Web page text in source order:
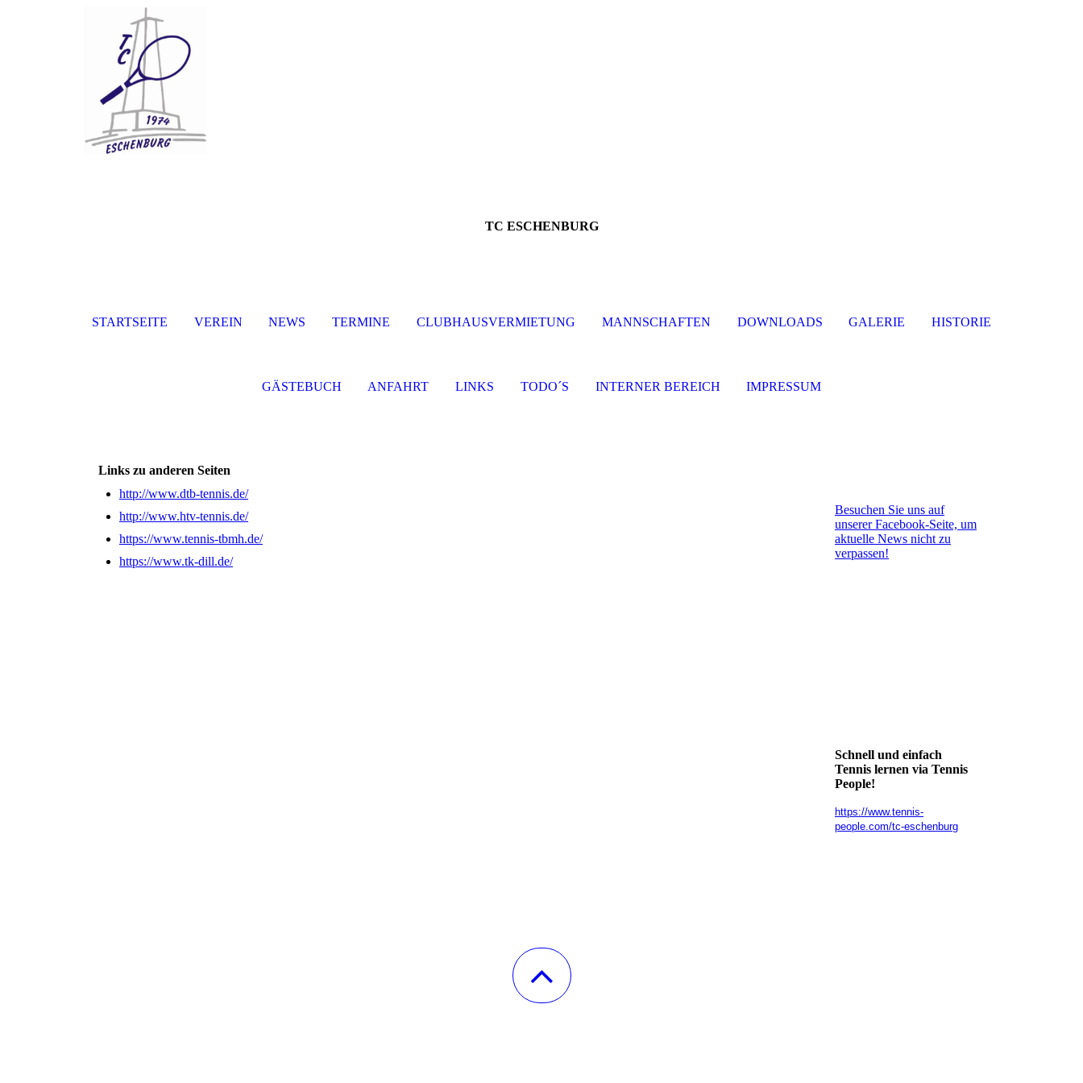
TC ESCHENBURG
STARTSEITE VEREIN NEWS TERMINE CLUBHAUSVERMIETUNG MANNSCHAFTEN DOWNLOADS GALERIE HISTORIE
GÄSTEBUCH ANFAHRT LINKS TODO´S INTERNER BEREICH IMPRESSUM
Links zu anderen Seiten
http://www.dtb-tennis.de/
http://www.htv-tennis.de/
https://www.tennis-tbmh.de/
https://www.tk-dill.de/
Besuchen Sie uns auf
unserer Facebook-Seite, um
aktuelle News nicht zu
verpassen!
Schnell und einfach
Tennis lernen via Tennis
People!
https://www.tennis-
people.com/tc-eschenburg